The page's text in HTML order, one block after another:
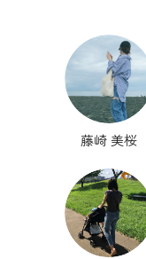
藤崎 美桜